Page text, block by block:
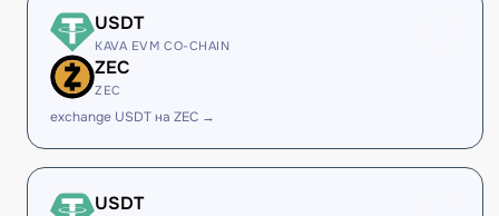
USDT
KAVA EVM CO-CHAIN
ZEC
ZEC
exchange USDT на ZEC →
USDT